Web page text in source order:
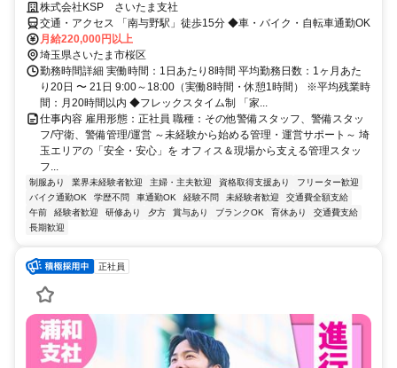
株式会社KSP さいたま支社
交通・アクセス 「南与野駅」徒歩15分 ◆車・バイク・自転車通勤OK
月給220,000円以上
埼玉県さいたま市桜区
勤務時間詳細 実働時間：1日あたり8時間 平均勤務日数：1ヶ月あた
り20日 〜 21日 9:00～18:00（実働8時間・休憩1時間） ※平均残業時
間：月20時間以内 ◆フレックスタイム制 「家...
仕事内容 雇用形態：正社員 職種：その他警備スタッフ、警備スタッ
フ/守衛、警備管理/運営 ～未経験から始める管理・運営サポート～ 埼
玉エリアの「安全・安心」を オフィス＆現場から支える管理スタッ
フ...
制服あり 業界未経験者歓迎 主婦・主夫歓迎 資格取得支援あり
フリーター歓迎
バイク通勤OK
学歴不問 車通勤OK 経験不問 未経験者歓迎
交通費全額支給
午前
経験者歓迎 研修あり 夕方 賞与あり ブランクOK 育休あり
交通費支給
長期歓迎
正社員